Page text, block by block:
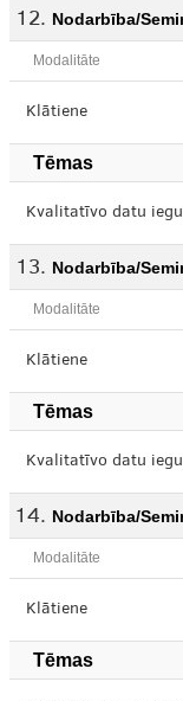
Nodarbība/
Modalitāte
Klātiene
Tēmas
Kvalitatīvo datu
Nodarbība/
Modalitāte
Klātiene
Tēmas
Kvalitatīvo datu
Nodarbība/
Modalitāte
Klātiene
Tēmas